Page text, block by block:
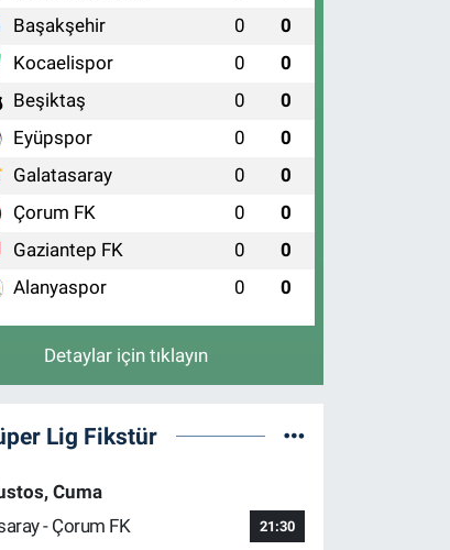
Başakşehir 0 0
Kocaelispor 0 0
Beşiktaş 0 0
Eyüpspor 0 0
Galatasaray 0 0
Çorum FK 0 0
Gaziantep FK 0 0
Alanyaspor 0 0
Detaylar için tıklayın
Lig Fikstür
Cuma
- Çorum FK
21:30